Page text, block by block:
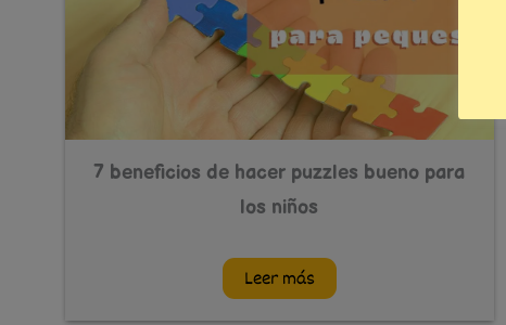
7 beneficios de hacer puzzles bueno para
los niños
Leer más